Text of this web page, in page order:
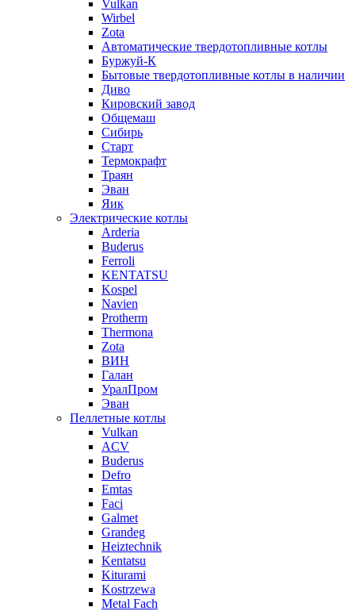
Vulkan
Wirbel
Zota
Автоматические твердотопливные котлы
Буржуй-К
Бытовые твердотопливные котлы в наличии
Диво
Кировский завод
Общемаш
Сибирь
Старт
Термокрафт
Траян
Эван
Яик
Электрические котлы
Arderia
Buderus
Ferroli
KENTATSU
Kospel
Navien
Protherm
Thermona
Zota
ВИН
Галан
УралПром
Эван
Пеллетные котлы
Vulkan
ACV
Buderus
Defro
Emtas
Faci
Galmet
Grandeg
Heiztechnik
Kentatsu
Kiturami
Kostrzewa
Metal Fach